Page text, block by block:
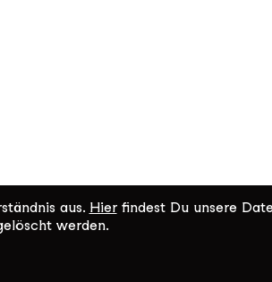
aus. Hierfindest Du unsere
werden.